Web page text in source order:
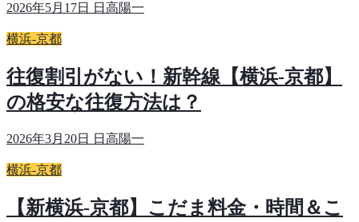
2026年5月17日 日高陽一
横浜-京都
往復割引がない！新幹線【横浜-京都】
の格安な往復方法は？
2026年3月20日 日高陽一
横浜-京都
【新横浜-京都】こだま料金・時間＆こ